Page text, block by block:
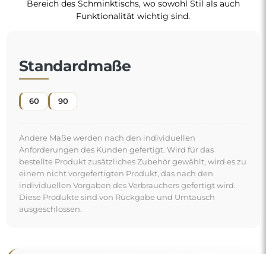
Bereich des Schminktischs, wo sowohl Stil als auch
Funktionalität wichtig sind.
Standardmaße
60 90
Andere Maße werden nach den individuellen
Anforderungen des Kunden gefertigt. Wird für das
bestellte Produkt zusätzliches Zubehör gewählt, wird es zu
einem nicht vorgefertigten Produkt, das nach den
individuellen Vorgaben des Verbrauchers gefertigt wird.
Diese Produkte sind von Rückgabe und Umtausch
ausgeschlossen.